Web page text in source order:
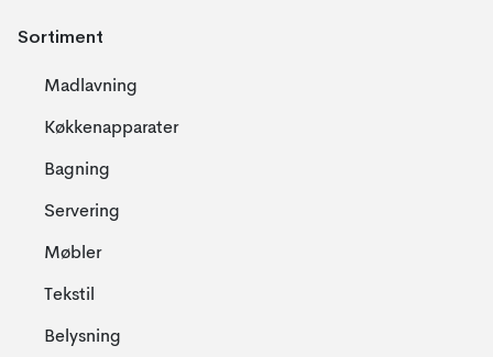
Sortiment
Madlavning
Køkkenapparater
Bagning
Servering
Møbler
Tekstil
Belysning